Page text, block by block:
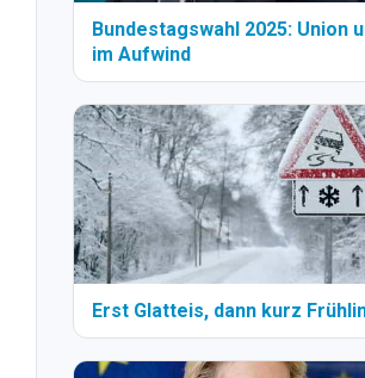
Bundestagswahl 2025: Union
im Aufwind
Erst Glatteis, dann kurz